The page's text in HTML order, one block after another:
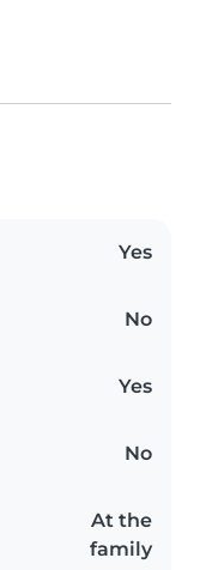
Yes
No
Yes
No
At the
family